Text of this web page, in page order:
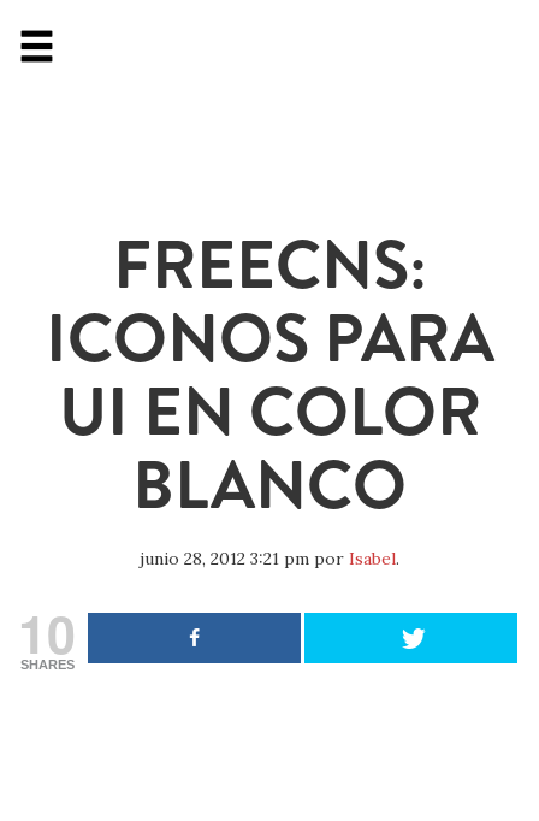
FREECNS:
ICONOS PARA
UI EN COLOR
BLANCO
junio 28, 2012 3:21 pm por Isabel.
10
SHARES